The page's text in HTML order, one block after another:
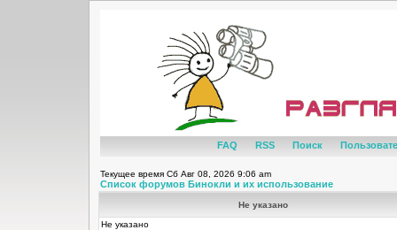
FAQ RSS Поиск
Текущее время Сб Авг 08, 2026 9:06 am
Список форумов Бинокли и их использование
Не указано
Не указано